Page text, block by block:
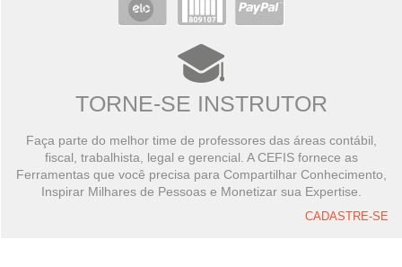
TORNE-SE INSTRUTOR
Faça parte do melhor time de professores das áreas contábil,
fiscal, trabalhista, legal e gerencial. A CEFIS fornece as
Ferramentas que você precisa para Compartilhar Conhecimento,
Inspirar Milhares de Pessoas e Monetizar sua Expertise.
CADASTRE-SE